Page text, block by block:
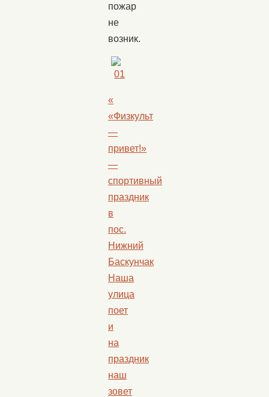
пожар
не
возник.
«
«Физкульт
—
привет!»
—
спортивный
праздник
в
пос.
Нижний
Баскунчак
Наша
улица
поет
и
на
праздник
наш
зовет